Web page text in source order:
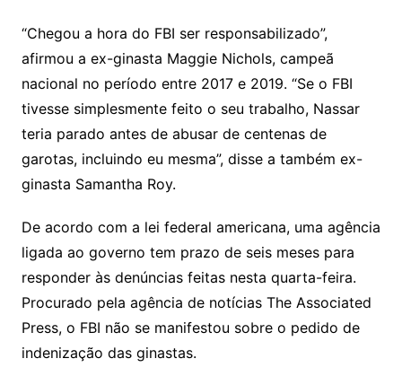
“Chegou a hora do FBI ser responsabilizado”,
afirmou a ex-ginasta Maggie Nichols, campeã
nacional no período entre 2017 e 2019. “Se o FBI
tivesse simplesmente feito o seu trabalho, Nassar
teria parado antes de abusar de centenas de
garotas, incluindo eu mesma”, disse a também ex-
ginasta Samantha Roy.
De acordo com a lei federal americana, uma agência
ligada ao governo tem prazo de seis meses para
responder às denúncias feitas nesta quarta-feira.
Procurado pela agência de notícias The Associated
Press, o FBI não se manifestou sobre o pedido de
indenização das ginastas.